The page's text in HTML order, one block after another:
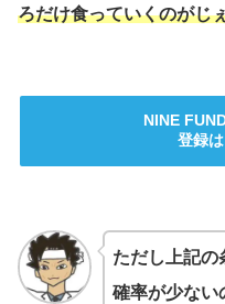
ろだけ食っていくのがじ
NINE
登録
ただし上記の
確率が少ない